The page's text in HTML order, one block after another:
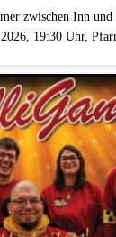
zwischen Inn und
19:30 Uhr,